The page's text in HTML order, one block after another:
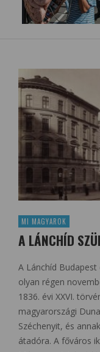
MI MAGYAROK
A LÁNCHÍD
A Lánchíd Budapest
olyan régen
1836. évi XXVI.
magyarországi
Széchenyit, és
átadóra. A főváros